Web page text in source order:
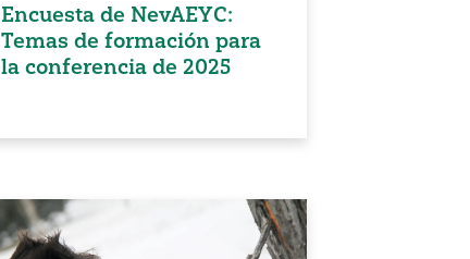
Encuesta de NevAEYC:
Temas de formación para
la conferencia de 2025